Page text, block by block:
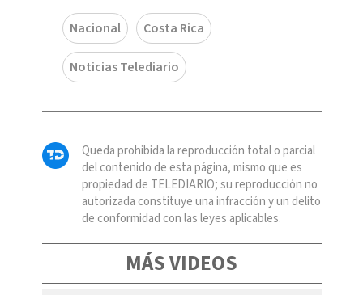
Nacional Costa Rica
Noticias Telediario
Queda prohibida la reproducción total o parcial
del contenido de esta página, mismo que es
propiedad de TELEDIARIO; su reproducción no
autorizada constituye una infracción y un delito
de conformidad con las leyes aplicables.
MÁS VIDEOS